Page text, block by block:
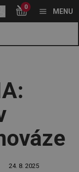
a kov v
0
MENU
24. 8. 2025